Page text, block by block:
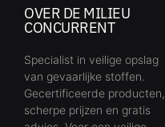
OVER DE MILIEU
CONCURRENT
Specialist in veilige opslag
van gevaarlijke stoffen.
Gecertificeerde producten,
scherpe prijzen en gratis